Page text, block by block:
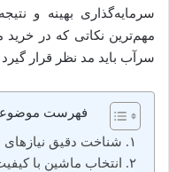
سرمایه‌گذاری بهینه و
مهم‌ترین نکاتی که در
سرآب باید مد نظر قرار
فهرست
۱. شناخت دقیق نیازهای
۲. انتخاب ماشین با کیفیت و فناوری بروز